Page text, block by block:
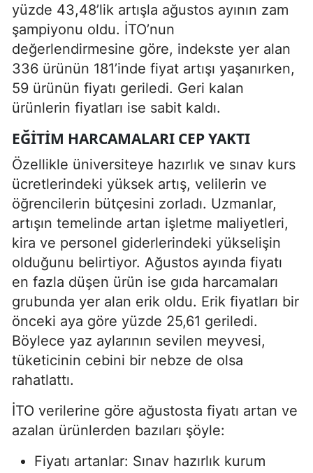
yüzde 43,48’lik artışla ağustos ayının zam
şampiyonu oldu. İTO’nun
değerlendirmesine göre, indekste yer alan
336 ürünün 181’inde fiyat artışı yaşanırken,
59 ürünün fiyatı geriledi. Geri kalan
ürünlerin fiyatları ise sabit kaldı.
EĞITIM HARCAMALARI CEP YAKTI
Özellikle üniversiteye hazırlık ve sınav kurs
ücretlerindeki yüksek artış, velilerin ve
öğrencilerin bütçesini zorladı. Uzmanlar,
artışın temelinde artan işletme maliyetleri,
kira ve personel giderlerindeki yükselişin
olduğunu belirtiyor. Ağustos ayında fiyatı
en fazla düşen ürün ise gıda harcamaları
grubunda yer alan erik oldu. Erik fiyatları bir
önceki aya göre yüzde 25,61 geriledi.
Böylece yaz aylarının sevilen meyvesi,
tüketicinin cebini bir nebze de olsa
rahatlattı.
İTO verilerine göre ağustosta fiyatı artan ve
azalan ürünlerden bazıları şöyle:
Fiyatı artanlar: Sınav hazırlık kurum